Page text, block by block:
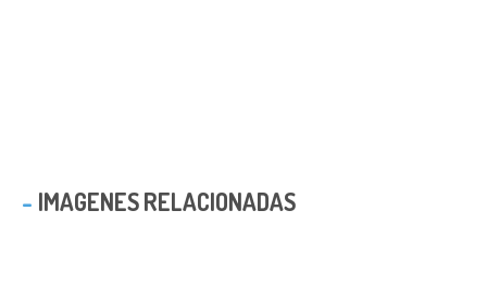
IMAGENES RELACIONADAS